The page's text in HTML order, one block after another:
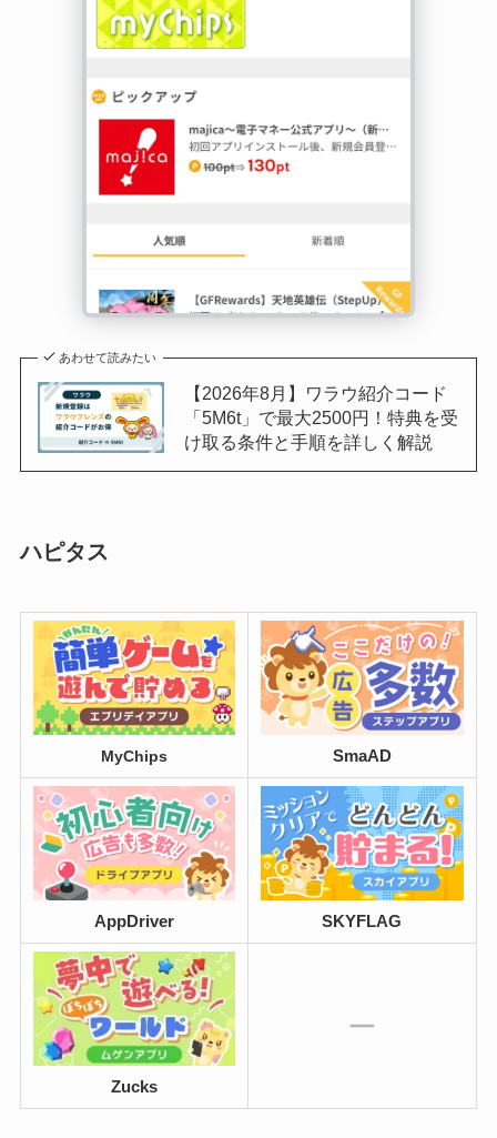
あわせて読みたい
【2026年8月】ワラウ紹介コード
「5M6t」で最大2500円！特典を受
け取る条件と手順を詳しく解説
ハピタス
MyChips SmaAD
AppDriver SKYFLAG
Zucks